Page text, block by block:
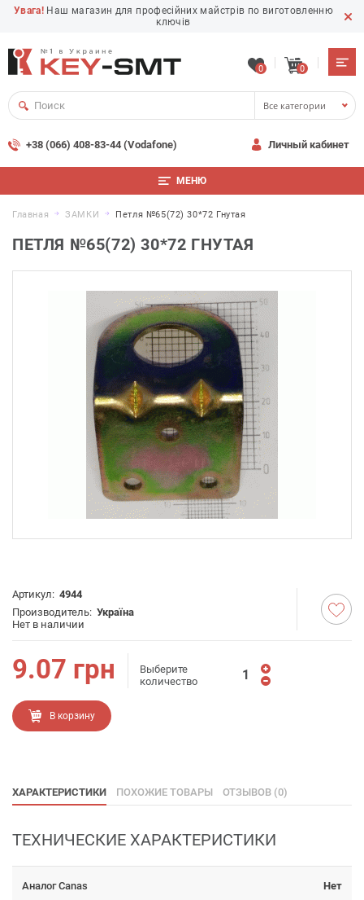
Увага! Наш магазин для професійних майстрів по виготовленню
ключів
0 0
Все категории
+38 (066) 408-83-44 (Vodafone) Личный кабинет
МЕНЮ
Главная ЗАМКИ Петля №65(72) 30*72 Гнутая
ПЕТЛЯ №65(72) 30*72 ГНУТАЯ
Артикул: 4944
Производитель: Україна
Нет в наличии
9.07 грн
Выберите
количество
В корзину
ХАРАКТЕРИСТИКИ ПОХОЖИЕ ТОВАРЫ ОТЗЫВОВ (0)
ТЕХНИЧЕСКИЕ ХАРАКТЕРИСТИКИ
Аналог Canas Нет